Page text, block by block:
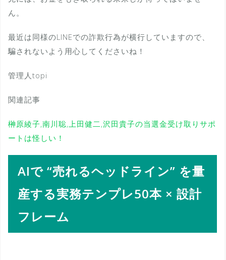
ん。
最近は同様のLINEでの詐欺行為が横行していますので、
騙されないよう用心してくださいね！
管理人topi
関連記事
榊原綾子,南川聡,上田健二,沢田貴子の当選金受け取りサポ
ートは怪しい！
AIで “売れるヘッドライン” を量
産する実務テンプレ50本 × 設計
フレーム